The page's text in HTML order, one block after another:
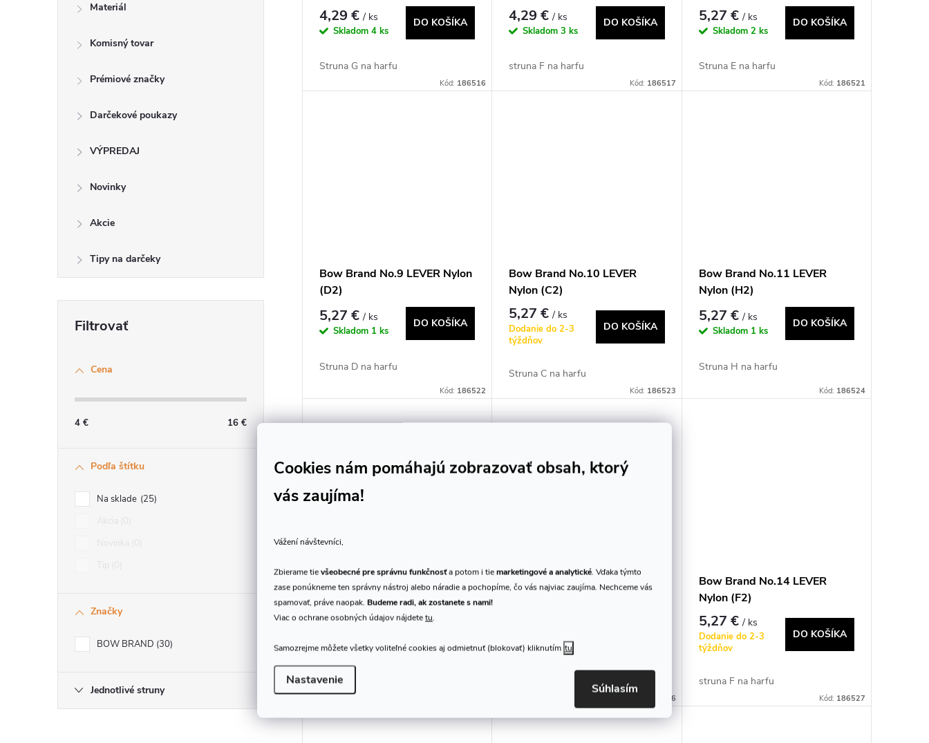
Cookies nám pomáhajú zobrazovať obsah, ktorý
vás zaujíma!
Vážení návštevníci,
Zbierame tievšeobecné pre správnu funkčnosťa potom i tiemarketingové a analytické. Vďaka týmto
zase ponúkneme ten správny nástroj alebo náradie a pochopíme, čo vás najviac zaujíma. Nechceme vás
spamovať, práve naopak. Budeme radi, ak zostanete s nami!
Viac o ochrane osobných údajov nájdetetu.
Samozrejme môžete všetky voliteľné cookies aj odmietnuť (blokovať) kliknutím tu
Nastavenie
Súhlasím
Materiál
Komisný tovar
Prémiové značky
Darčekové poukazy
VÝPREDAJ
Novinky
Akcie
Tipy na darčeky
Cena
4 € 16 €
Podľa štítku
Na sklade 25
Značky
BOW BRAND 30
Jednotlivé struny
4,29 €/ ks
Skladom 4 ks
DO KOŠÍKA
Struna G na harfu
Kód: 186516
4,29 €/ ks
Skladom3 ks
DO KOŠÍKA
struna F na harfu
Kód: 186517
5,27 €/ ks
Skladom 2 ks
DO KOŠÍKA
Struna E na harfu
Kód: 186521
Bow Brand No.9 LEVER Nylon
(D2)
5,27 €/ ks
Skladom 1 ks
DO KOŠÍKA
Struna D na harfu
Kód: 186522
Bow Brand No.10 LEVER
Nylon (C2)
5,27 €/ ks
Dodanie do 2-3
týždňov
DO KOŠÍKA
Struna C na harfu
Kód: 186523
Bow Brand No.11 LEVER
Nylon (H2)
5,27 €/ ks
Skladom 1 ks
DO KOŠÍKA
Struna H na harfu
Kód: 186524
Bow Brand No.12 LEVER
Nylon (A2)
5,27 €/ ks
Struna A na harfu
Bow Brand No.13 LEVER
2 ks
Struna G na harfu
186526
Bow Brand No.14 LEVER
Nylon (F2)
5,27 €/ ks
Dodanie do 2-3
týždňov
DO KOŠÍKA
struna F na harfu
Kód: 186527